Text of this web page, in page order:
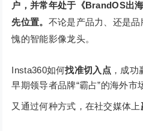
户，并常年处于《BrandOS出
先位置。 不论是产品力、还是
愧的智能影像龙头。
Insta360如何找准切入点，成功
早期领导者品牌“霸占”的海外市
又通过何种方式，在社交媒体上